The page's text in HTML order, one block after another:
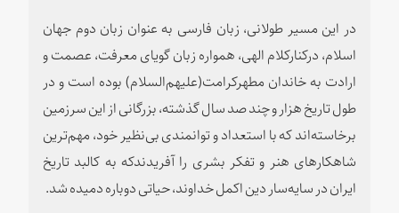
در این مسیر طولانی، زبان فارسی به عنوان زبان دوم جهان
اسلام، درکنارکلامالهی، همواره زبان گویای معرفت، عصمت و
ارادت به خاندان مطهرکرامت(علیهمالسلام) بوده است و در
طول تاریخ هزار و چند صد سال گذشته، بزرگانی از این سرزمین
برخاستهاند که با استعداد و توانمندی بینظیر خود، مهمترین
شاهکارهای هنر و تفکر بشری را آفریدندکه به کالبد تاریخ
ایران در سایهسار دین اکمل خداوند، حیاتی دوباره دمیده شد.